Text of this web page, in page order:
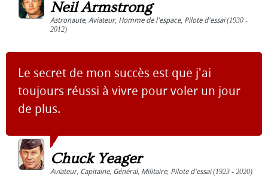
Neil Armstrong
Astronaute, Aviateur, Homme de l'espace, Pilote d'essai(1930 -
2012)
Le secret de mon succès est que j'ai
toujours réussi à vivre pour voler un jour
de plus.
Chuck Yeager
Aviateur, Capitaine, Général, Militaire, Pilote d'essai(1923 - 2020)